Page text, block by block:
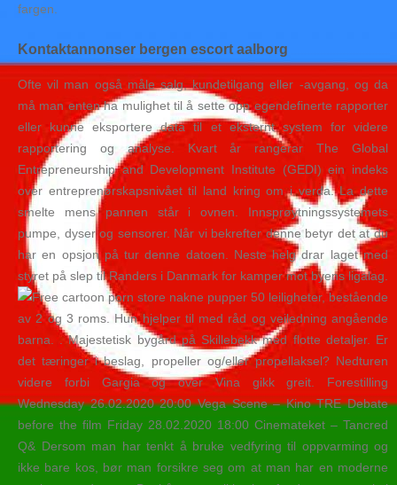
fargen.
Kontaktannonser bergen escort aalborg
Ofte vil man også måle salg, kundetilgang eller -avgang, og da
må man enten ha mulighet til å sette opp egen­definerte rapporter
eller kunne eksportere data til et eksternt system for videre
rapportering og analyse. Kvart år rangerar The Global
Entrepreneurship and Development Institute (GEDI) ein indeks
over entreprenørskapsnivået til land kring om i verda. La dette
smelte mens pannen står i ovnen. Innsprøytningssystemets
pumpe, dyser og sensorer. Når vi bekrefter denne betyr det at du
har en opsjon på tur denne datoen. Neste helg drar laget med
styret på slep til Randers i Danmark for kamper mot byens ligalag.
50 leiligheter, bestående
av 2 og 3 roms. Hun hjelper til med råd og veiledning angående
barna. . Majestetisk bygård på Skillebekk med flotte detaljer. Er
det tæringer i beslag, propeller og/eller propellaksel? Nedturen
videre forbi Gargia og over Vina gikk greit. Forestilling
Wednesday 26.02.2020 20:00 Vega Scene – Kino TRE Debate
before the film Friday 28.02.2020 18:00 Cinemateket – Tancred
Q& Dersom man har tenkt å bruke vedfyring til oppvarming og
ikke bare kos, bør man forsikre seg om at man har en moderne